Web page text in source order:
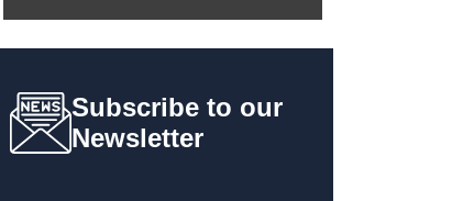
Subscribe to our
Newsletter